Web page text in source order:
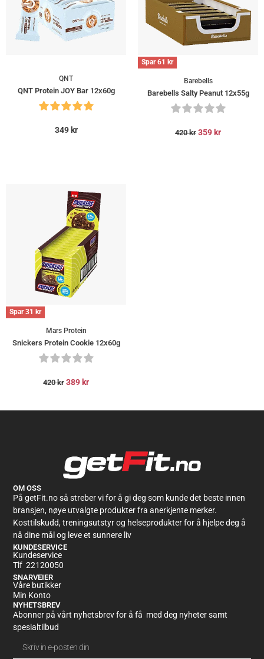
QNT
QNT Protein JOY Bar 12x60g
349kr
Spar61 kr
Barebells
Barebells Salty Peanut 12x55g
420kr 359kr
Spar31 kr
Mars Protein
Snickers Protein Cookie 12x60g
420kr 389kr
Kundevurderinger
Elsker at den ikke er sånn falsk søt kokossmak på!
Wed May 15 2024 08:50:22 GMT+0000 (Coordinated Universal Time)
OM OSS
På getFit.no så streber vi for å gi deg som kunde det beste innen
bransjen, nøye utvalgte produkter fra anerkjente merker.
Kosttilskudd, treningsutstyr og helseprodukter for å hjelpe deg å
nå dine mål og leve et sunnere liv
KUNDESERVICE
Kundeservice
Tlf 22120050
SNARVEIER
Våre butikker
Min Konto
NYHETSBREV
Abonner på vårt nyhetsbrev for å få med deg nyheter samt
spesialtilbud